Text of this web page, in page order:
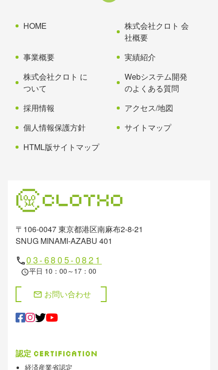
〒106-0047 東京都港区南麻布2-8-21
SNUG MINAMI-AZABU 401
phone03-6805-0821
schedule平日 10：00～17：00
mail お問い合わせ
認定 Certification
経済産業省認定
HOME
株式会社クロト 会
社概要
事業概要
実績紹介
株式会社クロト に
ついて
Webシステム開発
のよくある質問
採用情報
アクセス/地図
個人情報保護方針
サイトマップ
HTML版サイトマップ